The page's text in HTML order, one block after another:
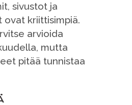
sivustot ja
kriittisimpiä.
arvioida
mutta
pitää tunnistaa